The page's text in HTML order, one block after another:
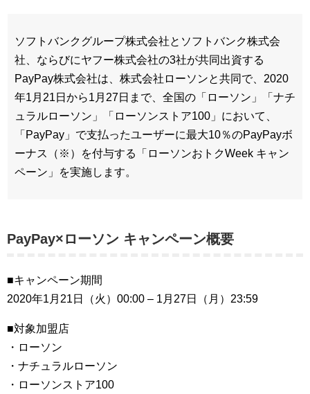
ソフトバンクグループ株式会社とソフトバンク株式会
社、ならびにヤフー株式会社の3社が共同出資する
PayPay株式会社は、株式会社ローソンと共同で、2020
年1月21日から1月27日まで、全国の「ローソン」「ナチ
ュラルローソン」「ローソンストア100」において、
「PayPay」で支払ったユーザーに最大10％のPayPayボ
ーナス（※）を付与する「ローソンおトクWeek キャン
ペーン」を実施します。
PayPay×ローソン キャンペーン概要
■キャンペーン期間
2020年1月21日（火）00:00 – 1月27日（月）23:59
■対象加盟店
・ローソン
・ナチュラルローソン
・ローソンストア100